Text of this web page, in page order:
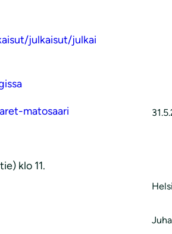
julkaisut/julkai
matosaari
klo 11.